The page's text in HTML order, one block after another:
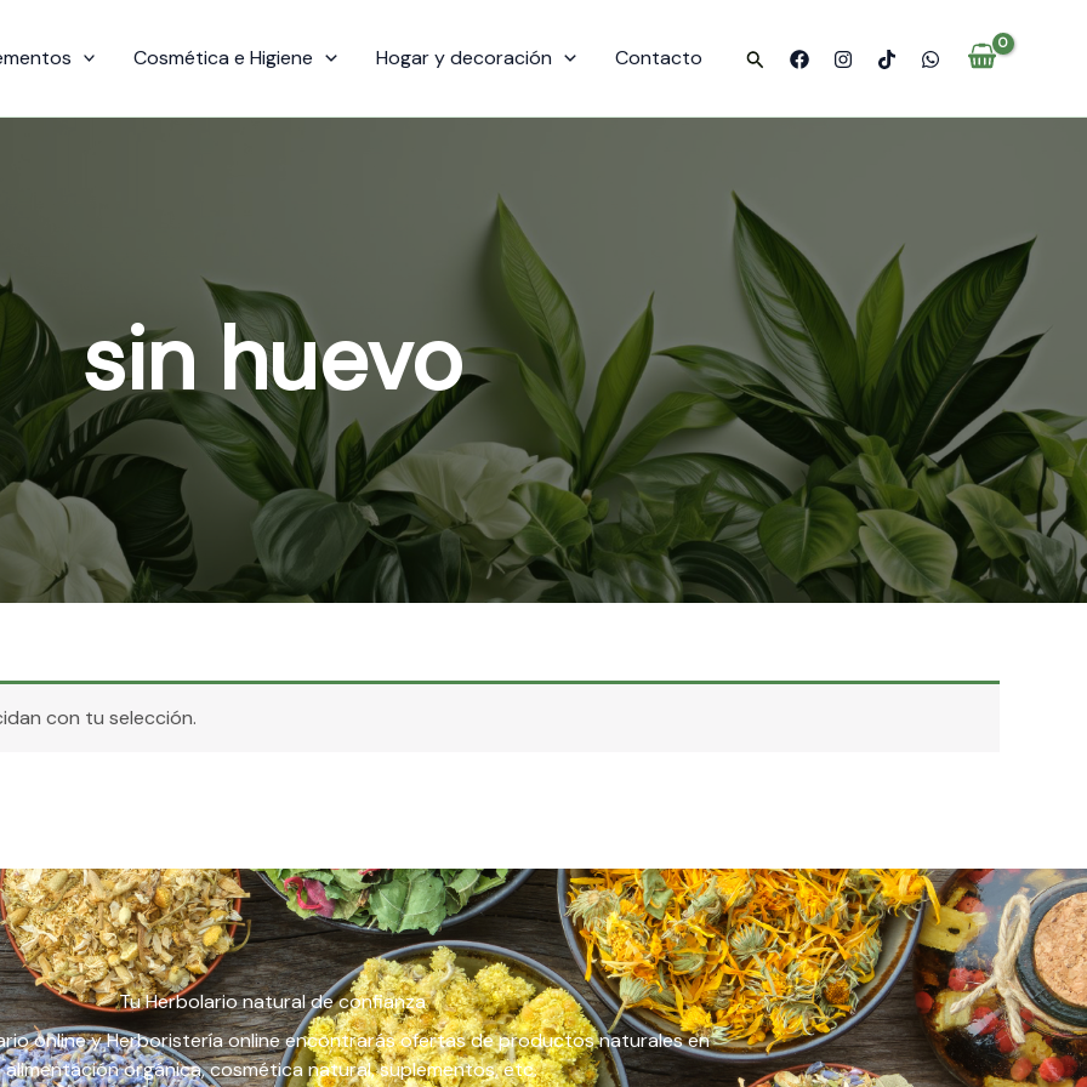
Cosmética e Higiene Hogar y decoración Contacto Buscar
sin huevo
con tu selección.
Tu Herbolario natural de confianza
online y Herboristería online encontrarás ofertas de productos naturales en
alimentación orgánica, cosmética natural, suplementos, etc.